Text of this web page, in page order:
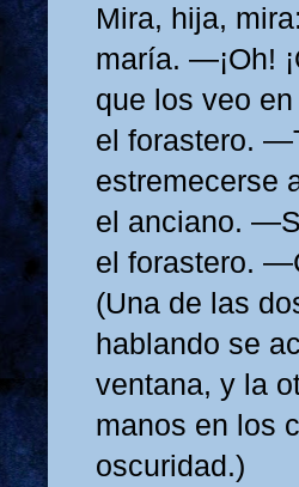
Mira, hija,
maría. —¡Oh!
que los veo
el forastero.
estremecerse
el anciano.
el forastero.
(Una de las
hablando se
ventana, y la
manos en los
oscuridad.)